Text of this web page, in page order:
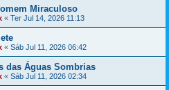
Miraculoso
« Ter Jul 14, 2026 11:13
« Sáb Jul 11, 2026 06:42
das Águas Sombrias
« Sáb Jul 11, 2026 02:34